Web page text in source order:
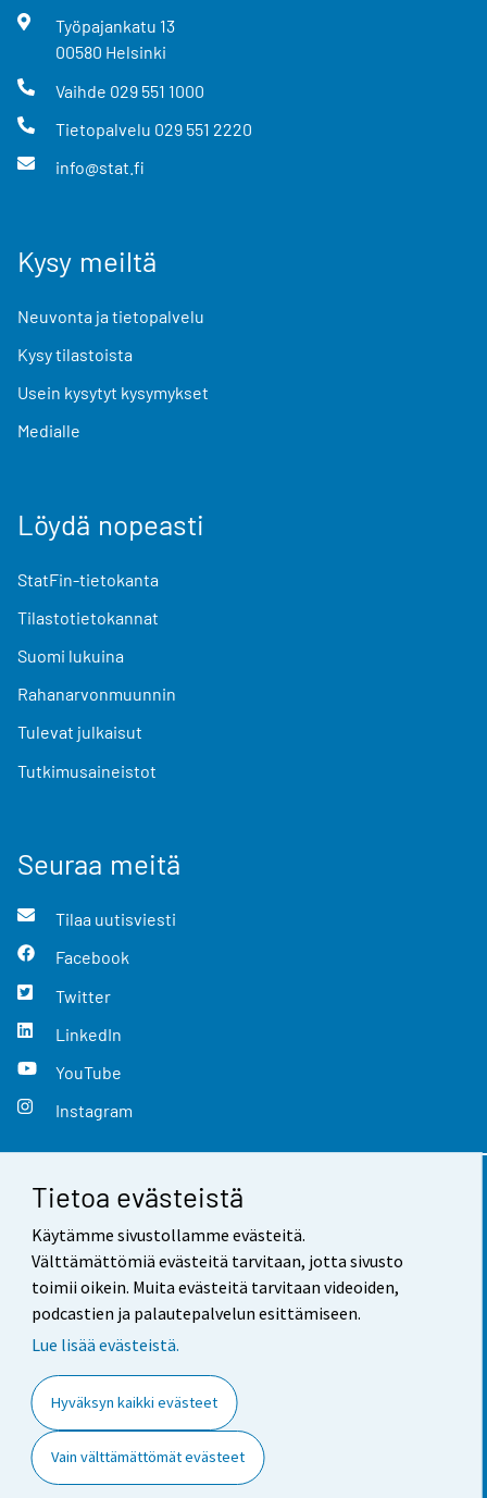
Tietoa evästeistä
Käytämme sivustollamme evästeitä.
Välttämättömiä evästeitä tarvitaan, jotta sivusto
toimii oikein. Muita evästeitä tarvitaan videoiden,
podcastien ja palautepalvelun esittämiseen.
Lue lisää evästeistä.
Hyväksyn kaikki evästeet
Vain välttämättömät evästeet
Työpajankatu 13
00580 Helsinki
Vaihde 029 551 1000
Tietopalvelu 029 551 2220
info@stat.fi
Kysy meiltä
Neuvonta ja tietopalvelu
Kysy tilastoista
Usein kysytyt kysymykset
Medialle
Löydä nopeasti
StatFin-tietokanta
Tilastotietokannat
Suomi lukuina
Rahanarvonmuunnin
Tulevat julkaisut
Tutkimusaineistot
Seuraa meitä
Tilaa uutisviesti
Facebook
Twitter
LinkedIn
YouTube
Instagram
Yhteystiedot
Palaute
Käyttöehdot
Saavutettavuus
Tietoa sivustosta
Evästeasetukset